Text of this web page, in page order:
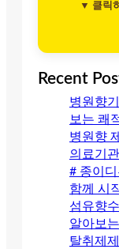
▼ 클릭
Recent
병원향
보는 쾌
병원향
의료기
# 종이
함께 시
섬유향
알아보
탈취제